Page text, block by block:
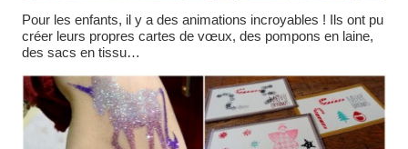
Pour les enfants, il y a des animations incroyables ! Ils ont pu
créer leurs propres cartes de vœux, des pompons en laine,
des sacs en tissu…